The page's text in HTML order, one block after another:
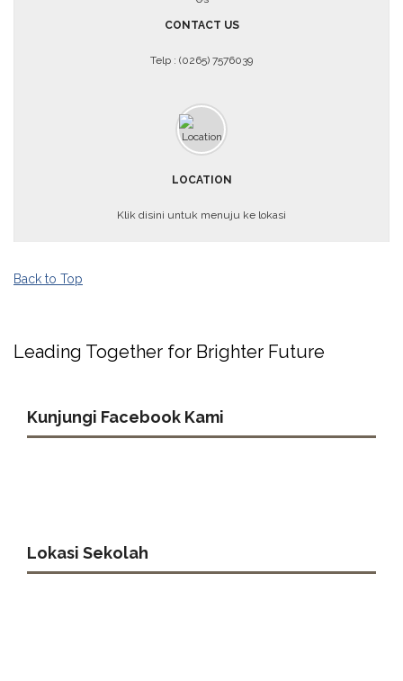
CONTACT US
Telp : (0265) 7576039
LOCATION
Klik disini untuk menuju ke lokasi
Back to Top
Leading Together for Brighter Future
Kunjungi Facebook Kami
Lokasi Sekolah